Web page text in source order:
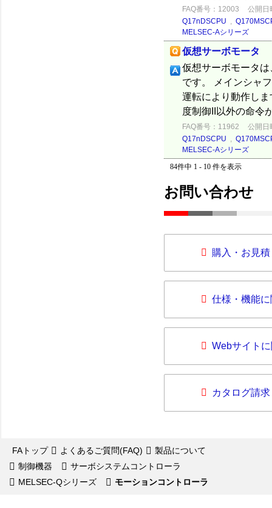
FAQ番号：12003
公開日
Q17nDSCPU ,
MELSEC-Aシリーズ
仮想サーボモータ
仮想サーボモータ
です。 メインシャ
運転により動作し
度制御II以外の命令
FAQ番号：11962
公開日
Q17nDSCPU ,
MELSEC-Aシリーズ
84件中 1 - 10 件を表示
お問い合わせ
購入・お見
仕様・機能
Webサイト
カタログ請求
FAトップ よくあるご質問(FAQ)
製品について
制御機器
サーボシステムコントローラ
MELSEC-Qシリーズ
モーションコントローラ